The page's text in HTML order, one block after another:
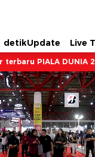
detikUpdate Live
terbaru PIALA DUNIA